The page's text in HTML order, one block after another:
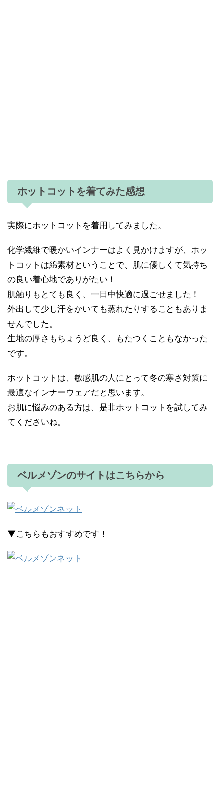
ホットコットを着てみた感想
実際にホットコットを着用してみました。
化学繊維で暖かいインナーはよく見かけますが、ホッ
トコットは綿素材ということで、肌に優しくて気持ち
の良い着心地でありがたい！
肌触りもとても良く、一日中快適に過ごせました！
外出して少し汗をかいても蒸れたりすることもありま
せんでした。
生地の厚さもちょうど良く、もたつくこともなかった
です。
ホットコットは、敏感肌の人にとって冬の寒さ対策に
最適なインナーウェアだと思います。
お肌に悩みのある方は、是非ホットコットを試してみ
てくださいね。
ベルメゾンのサイトはこちらから
▼こちらもおすすめです！